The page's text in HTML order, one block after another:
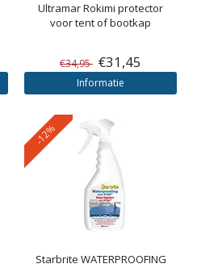
UltramarRokimi protector
voor tent of bootkap
€34,95 €31,45
Informatie
-12%
Starbrite WATERPROOFING